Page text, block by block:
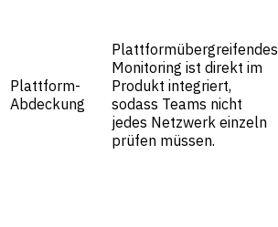
Plattform-
Abdeckung
Plattformübergreifendes
Monitoring ist direkt im
Produkt integriert,
sodass Teams nicht
jedes Netzwerk einzeln
prüfen müssen.